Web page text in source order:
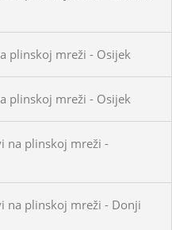
plinskoj mreži - Osijek
plinskoj mreži - Osijek
na plinskoj mreži -
na plinskoj mreži - Donji